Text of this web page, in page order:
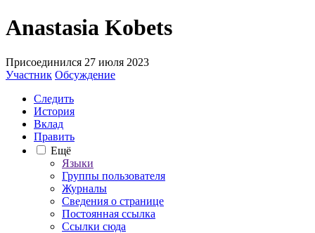
Anastasia Kobets
Присоединился 27 июля 2023
Участник Обсуждение
Следить
История
Вклад
Править
Ещё
Языки
Группы пользователя
Журналы
Сведения о странице
Постоянная ссылка
Ссылки сюда